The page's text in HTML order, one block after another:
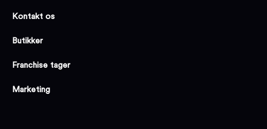
Kontakt os
Butikker
Franchise tager
Marketing